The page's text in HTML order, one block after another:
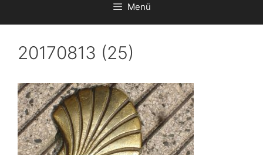
Menü
20170813 (25)